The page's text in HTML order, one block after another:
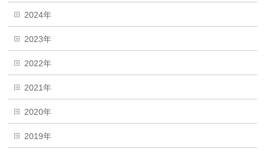
2024年
2023年
2022年
2021年
2020年
2019年